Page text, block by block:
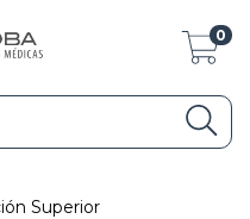
0
Superior